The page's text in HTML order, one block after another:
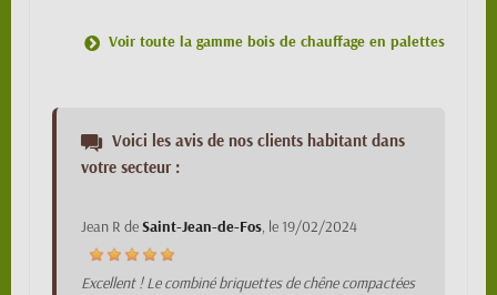
Voir toute la gamme bois de chauffage en palettes
Voici les avis de nos clients habitant dans
votre secteur :
Jean R deSaint-Jean-de-Fos, le 19/02/2024
Excellent ! Le combiné briquettes de chêne compactées